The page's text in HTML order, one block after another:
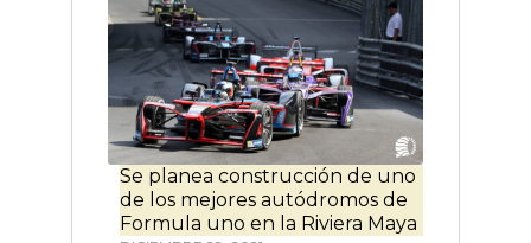
Se planea construcción de uno
de los mejores autódromos de
Formula uno en la Riviera Maya